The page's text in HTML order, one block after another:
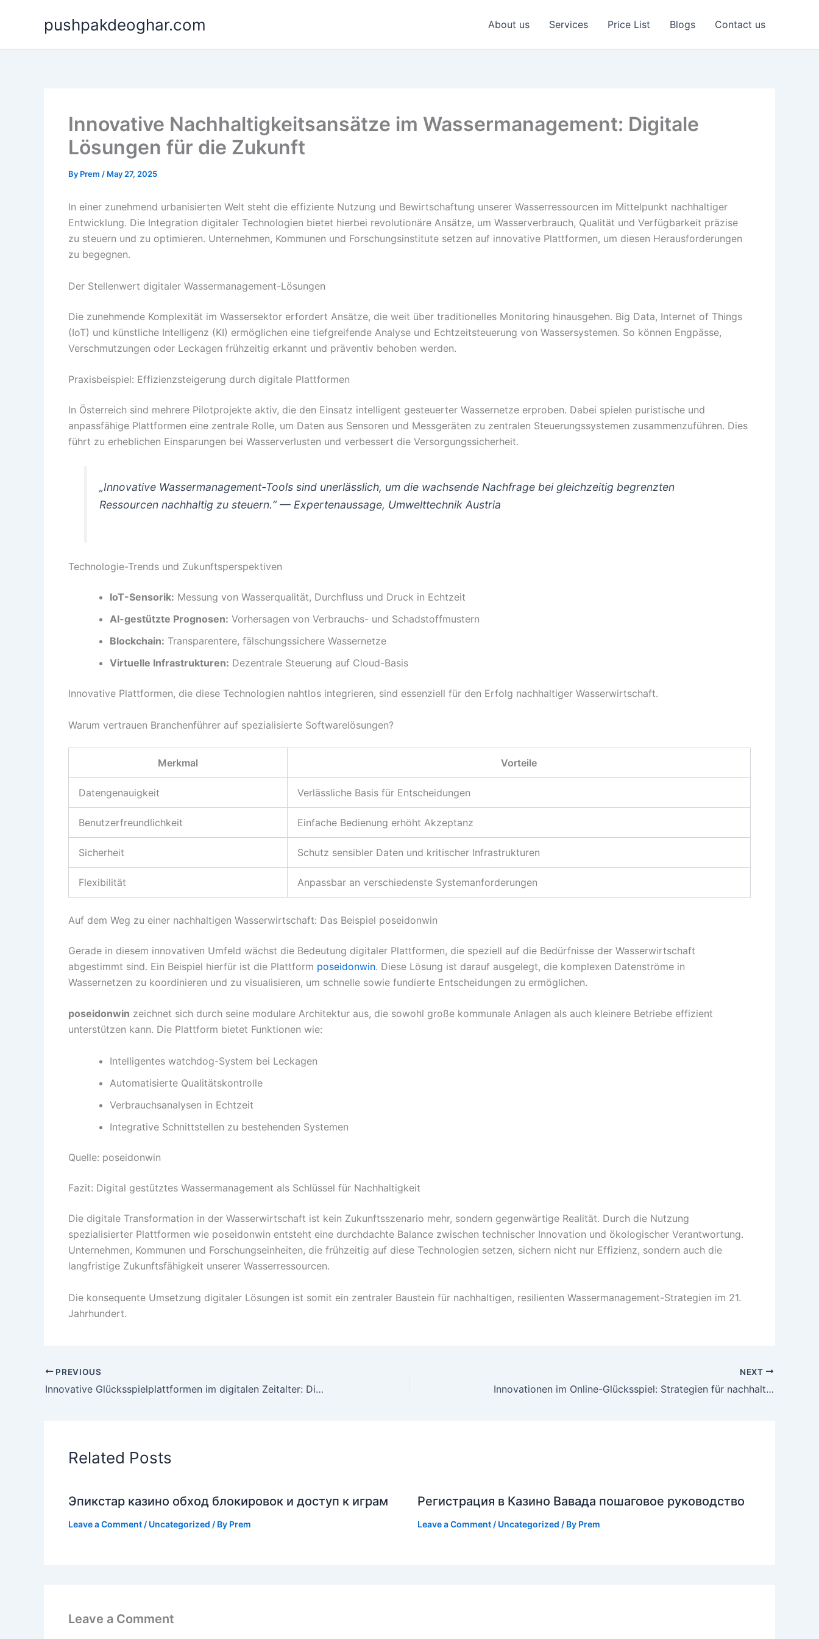
pushpakdeoghar.com About us Services Price List Blogs Contact us
Innovative Nachhaltigkeitsansätze im Wassermanagement: Digitale
Lösungen für die Zukunft
By Prem / May 27, 2025
In einer zunehmend urbanisierten Welt steht die effiziente Nutzung und Bewirtschaftung unserer Wasserressourcen im Mittelpunkt nachhaltiger
Entwicklung. Die Integration digitaler Technologien bietet hierbei revolutionäre Ansätze, um Wasserverbrauch, Qualität und Verfügbarkeit präzise
zu steuern und zu optimieren. Unternehmen, Kommunen und Forschungsinstitute setzen auf innovative Plattformen, um diesen Herausforderungen
zu begegnen.
Der Stellenwert digitaler Wassermanagement-Lösungen
Die zunehmende Komplexität im Wassersektor erfordert Ansätze, die weit über traditionelles Monitoring hinausgehen. Big Data, Internet of Things
(IoT) und künstliche Intelligenz (KI) ermöglichen eine tiefgreifende Analyse und Echtzeitsteuerung von Wassersystemen. So können Engpässe,
Verschmutzungen oder Leckagen frühzeitig erkannt und präventiv behoben werden.
Praxisbeispiel: Effizienzsteigerung durch digitale Plattformen
In Österreich sind mehrere Pilotprojekte aktiv, die den Einsatz intelligent gesteuerter Wassernetze erproben. Dabei spielen puristische und
anpassfähige Plattformen eine zentrale Rolle, um Daten aus Sensoren und Messgeräten zu zentralen Steuerungssystemen zusammenzuführen. Dies
führt zu erheblichen Einsparungen bei Wasserverlusten und verbessert die Versorgungssicherheit.
„Innovative Wassermanagement-Tools sind unerlässlich, um die wachsende Nachfrage bei gleichzeitig begrenzten
Ressourcen nachhaltig zu steuern.“ — Expertenaussage, Umwelttechnik Austria
Technologie-Trends und Zukunftsperspektiven
IoT-Sensorik: Messung von Wasserqualität, Durchfluss und Druck in Echtzeit
AI-gestützte Prognosen: Vorhersagen von Verbrauchs- und Schadstoffmustern
Blockchain: Transparentere, fälschungssichere Wassernetze
Virtuelle Infrastrukturen: Dezentrale Steuerung auf Cloud-Basis
Innovative Plattformen, die diese Technologien nahtlos integrieren, sind essenziell für den Erfolg nachhaltiger Wasserwirtschaft.
Warum vertrauen Branchenführer auf spezialisierte Softwarelösungen?
Merkmal Vorteile
Datengenauigkeit Verlässliche Basis für Entscheidungen
Benutzerfreundlichkeit Einfache Bedienung erhöht Akzeptanz
Sicherheit Schutz sensibler Daten und kritischer Infrastrukturen
Flexibilität Anpassbar an verschiedenste Systemanforderungen
Auf dem Weg zu einer nachhaltigen Wasserwirtschaft: Das Beispiel poseidonwin
Gerade in diesem innovativen Umfeld wächst die Bedeutung digitaler Plattformen, die speziell auf die Bedürfnisse der Wasserwirtschaft
abgestimmt sind. Ein Beispiel hierfür ist die Plattform poseidonwin. Diese Lösung ist darauf ausgelegt, die komplexen Datenströme in
Wassernetzen zu koordinieren und zu visualisieren, um schnelle sowie fundierte Entscheidungen zu ermöglichen.
poseidonwin zeichnet sich durch seine modulare Architektur aus, die sowohl große kommunale Anlagen als auch kleinere Betriebe effizient
unterstützen kann. Die Plattform bietet Funktionen wie:
Intelligentes watchdog-System bei Leckagen
Automatisierte Qualitätskontrolle
Verbrauchsanalysen in Echtzeit
Integrative Schnittstellen zu bestehenden Systemen
Quelle: poseidonwin
Fazit: Digital gestütztes Wassermanagement als Schlüssel für Nachhaltigkeit
Die digitale Transformation in der Wasserwirtschaft ist kein Zukunftsszenario mehr, sondern gegenwärtige Realität. Durch die Nutzung
spezialisierter Plattformen wie poseidonwin entsteht eine durchdachte Balance zwischen technischer Innovation und ökologischer Verantwortung.
Unternehmen, Kommunen und Forschungseinheiten, die frühzeitig auf diese Technologien setzen, sichern nicht nur Effizienz, sondern auch die
langfristige Zukunftsfähigkeit unserer Wasserressourcen.
Die konsequente Umsetzung digitaler Lösungen ist somit ein zentraler Baustein für nachhaltigen, resilienten Wassermanagement-Strategien im 21.
Jahrhundert.
PREVIOUS
Innovative Glücksspielplattformen im digitalen Zeitalter: Die Rolle der Nutzerbindung und Innovation
NEXT
Innovationen im Online-Glücksspiel: Strategien für nachhaltigen Markterfolg
Related Posts
Эпикстар казино обход блокировок и доступ к играм
Leave a Comment / Uncategorized / By Prem
Регистрация в Казино Вавада пошаговое руководство
Leave a Comment / Uncategorized / By Prem
Leave a Comment